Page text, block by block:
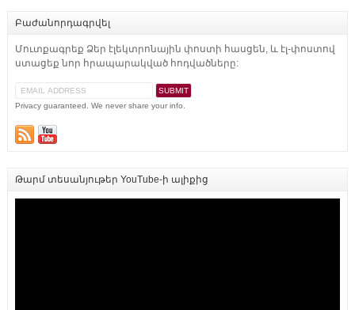
Բաժանորդագրվել
Մուտքագրեք Ձեր էլեկտրոնային փոստի հասցեն, և էլ-փոստով
ստացեք նոր հրապարակված հոդվածները:
Privacy guaranteed. We never share your info.
Թարմ տեսանյութեր YouTube-ի ալիքից